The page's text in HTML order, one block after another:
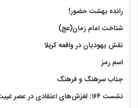
رانده بهشت‌ حضور!
شناخت امام زمان(عج)
نقش یهودیان در واقعه کربلا
اسم رمز
جناب سرهنگ و فرهنگ
نشست ۱۶۴: لغزش‌های اعتقادی در عصر غیبت